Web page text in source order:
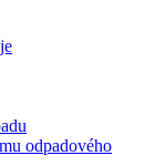
odpadového